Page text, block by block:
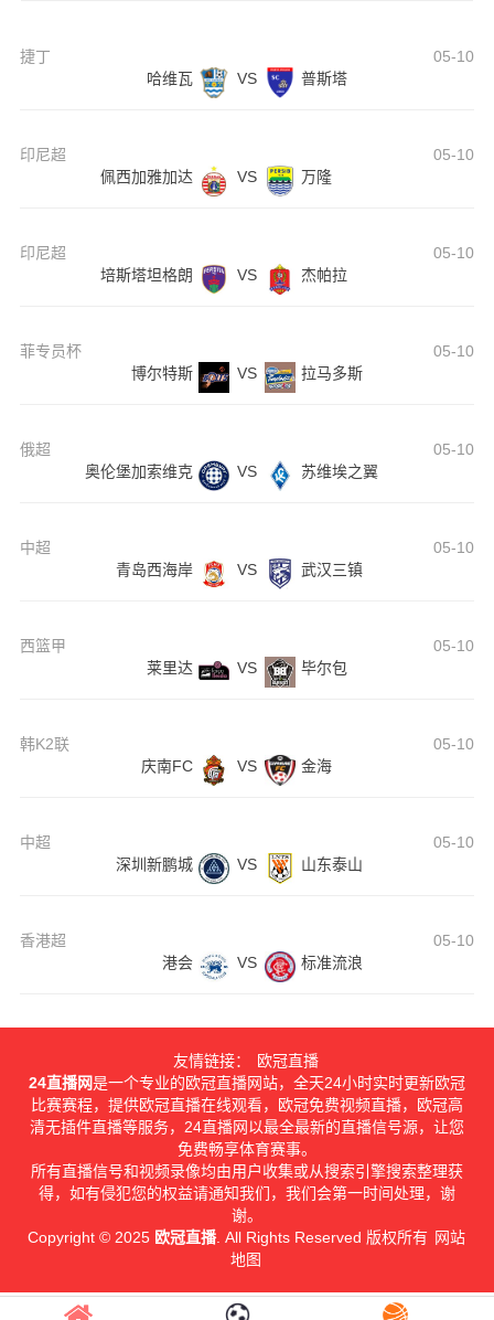
捷丁
05-10
哈维瓦
VS 普斯塔
印尼超
05-10
佩西加雅加达
VS 万隆
印尼超
05-10
培斯塔坦格朗
VS 杰帕拉
菲专员杯
05-10
博尔特斯
VS 拉马多斯
俄超
05-10
奥伦堡加索维克
VS 苏维埃之翼
中超
05-10
青岛西海岸
VS 武汉三镇
西篮甲
05-10
莱里达
VS 毕尔包
韩K2联
05-10
庆南FC
VS 金海
中超
05-10
深圳新鹏城
VS 山东泰山
香港超
05-10
港会
VS 标准流浪
友情链接：
欧冠直播
24直播网是一个专业的欧冠直播网站，全天24小时实时更新欧冠
比赛赛程，提供欧冠直播在线观看，欧冠免费视频直播，欧冠高
清无插件直播等服务，24直播网以最全最新的直播信号源，让您
免费畅享体育赛事。
所有直播信号和视频录像均由用户收集或从搜索引擎搜索整理获
得，如有侵犯您的权益请通知我们，我们会第一时间处理，谢
谢。
Copyright © 2025 欧冠直播. All Rights Reserved 版权所有 网站
地图